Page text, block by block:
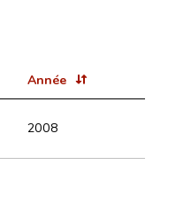
Année
2008